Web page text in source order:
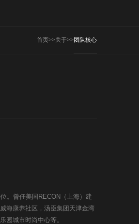
首页>>关于>>团队核心
。曾任美国RECON（上海）建
海康养社区，汤臣集团天津金湾
园城市时尚中心等。